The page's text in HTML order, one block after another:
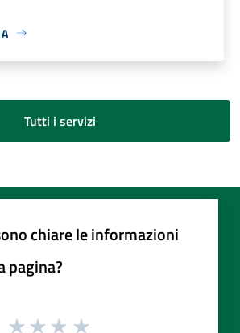
Tutti i servizi
chiare le informazioni
pagina?